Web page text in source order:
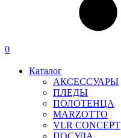
0
Каталог
АКСЕССУАРЫ
ПЛЕДЫ
ПОЛОТЕНЦА
MARZOTTO
VLR CONCEPT
ПОСУДА